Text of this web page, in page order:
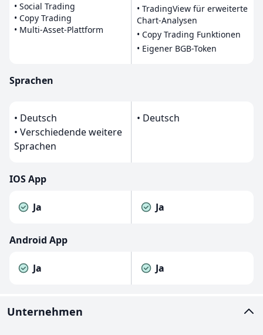
• Social Trading
• Copy Trading
• Multi-Asset-Plattform
• TradingView für erweiterte
Chart-Analysen
• Copy Trading Funktionen
• Eigener BGB-Token
Sprachen
• Deutsch
• Verschiedende weitere
Sprachen
• Deutsch
IOS App
Ja Ja
Android App
Ja Ja
Unternehmen